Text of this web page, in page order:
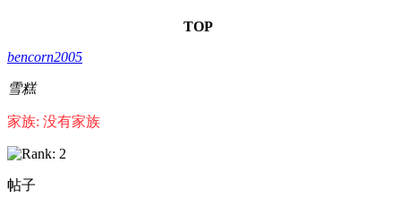
TOP
bencorn2005
雪糕
家族: 没有家族
帖子